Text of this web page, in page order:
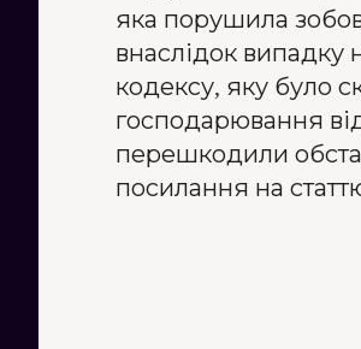
яка порушила
внаслідок випадку
кодексу, яку було
господарювання
перешкодили
посилання на